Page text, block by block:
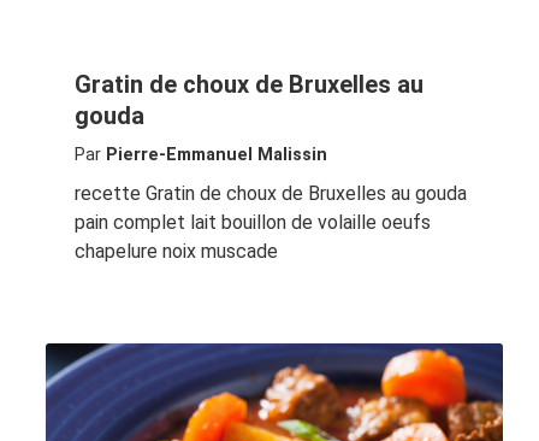
Gratin de choux de Bruxelles au
gouda
Par Pierre-Emmanuel Malissin
recette Gratin de choux de Bruxelles au gouda
pain complet lait bouillon de volaille oeufs
chapelure noix muscade